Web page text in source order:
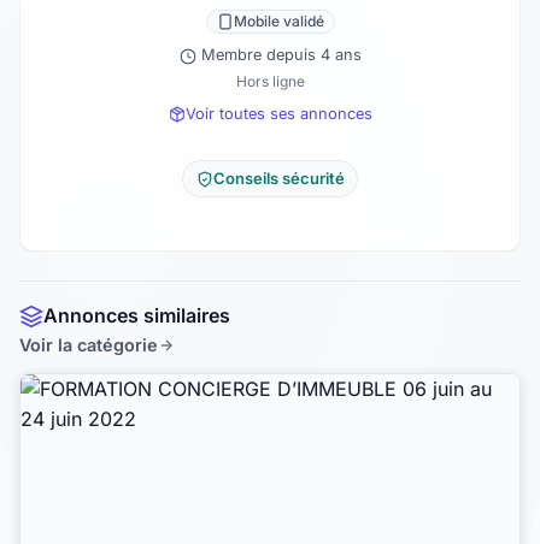
Mobile validé
Membre depuis 4 ans
Hors ligne
Voir toutes ses annonces
Conseils sécurité
Annonces similaires
Voir la catégorie